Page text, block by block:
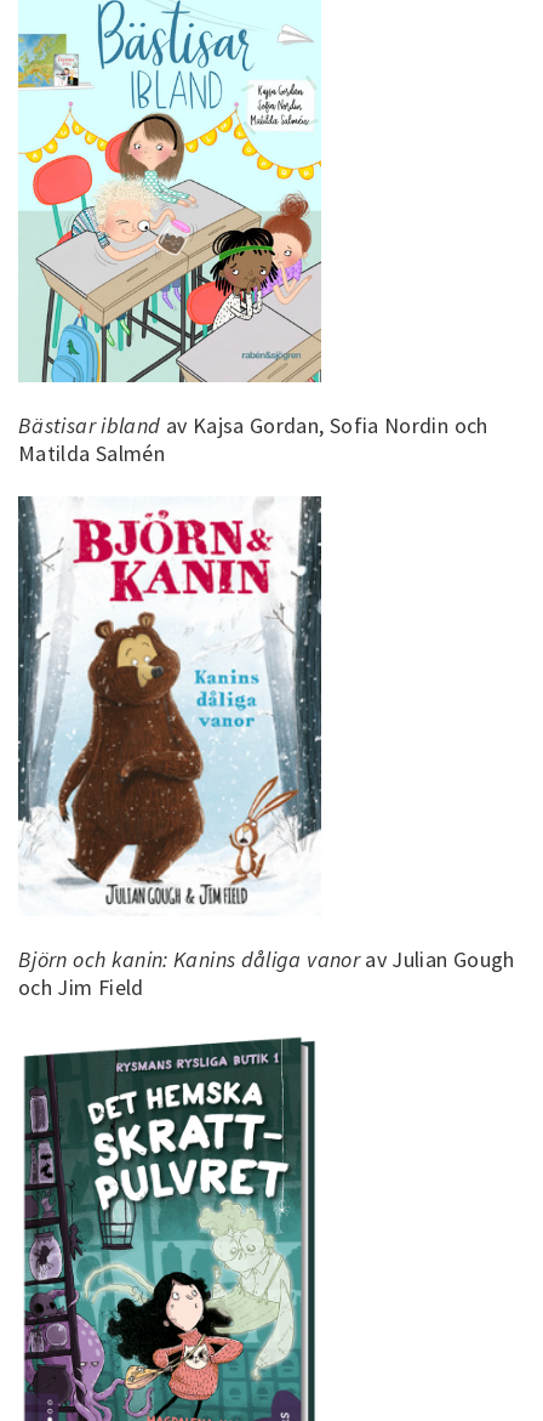
Bästisar ibland av Kajsa Gordan, Sofia Nordin och
Matilda Salmén
Björn och kanin: Kanins dåliga vanorav Julian Gough
och Jim Field